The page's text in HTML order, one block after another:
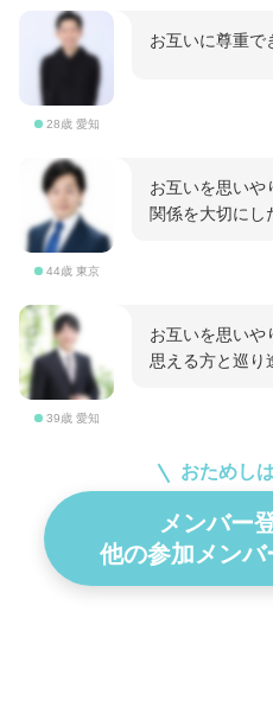
28歳 愛知
お互いに尊重で
44歳 東京
お互いを思いや
関係を大切にし
39歳 愛知
お互いを思いや
思える方と巡り
おためし
メンバー
他の参加メンバ